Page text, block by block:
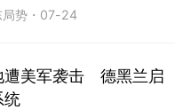
局势 ・ 07-24
遭美军袭击 德黑兰启
统